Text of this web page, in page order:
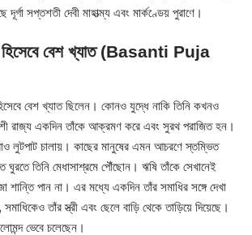
দূর্গা সপ্তশতী দেবী মাহাত্ম্য এবং মার্কণ্ডেয় পুরাণে।
হিসেবে বেশ খ্যাত (Basanti Puja
বেশ খ্যাত ছিলেন। কোনও যুদ্ধে নাকি তিনি কখনও
রাজ্য একদিন তাঁকে আক্রমণ করে এবং সুরথ পরাজিত হন।
লুটপাট চালায়। কাছের মানুষের এমন আচরণে স্তম্ভিত
ঘুরতে তিনি মেধাসাশ্রমে পৌঁছোন। ঋষি তাঁকে সেখানেই
শান্তি পান না। এর মধ্যে একদিন তাঁর সমাধির সঙ্গে দেখা
তাঁর স্ত্রী এবং ছেলে বাড়ি থেকে তাড়িয়ে দিয়েছে।
ভেবে চলেছেন।